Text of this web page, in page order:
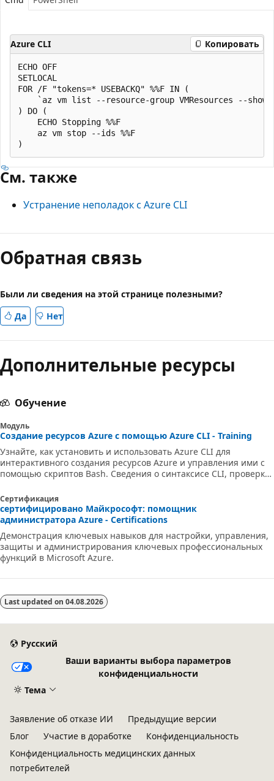
Azure CLI Копировать
ECHO OFF
SETLOCAL
FOR /F "tokens=* USEBACKQ" %%F IN (
`az vm list --resource-group VMResources --
) DO (
    ECHO Stopping %%F
    az vm stop --ids %%F
См. также
Устранение неполадок с Azure CLI
Обратная связь
Были ли сведения на этой странице полезными?
Да
Нет
Дополнительные ресурсы
Обучение
Модуль
Создание ресурсов Azure с помощью Azure CLI - Training
Узнайте, как установить и использовать Azure CLI для
интерактивного создания ресурсов Azure и управления ими с
помощью скриптов Bash. Сведения о синтаксисе CLI, проверке
для эффективной облачной автоматизации.
Сертификация
сертифицировано Майкрософт: помощник
администратора Azure - Certifications
Демонстрация ключевых навыков для настройки, управления,
защиты и администрирования ключевых профессиональных
функций в Microsoft Azure.
Last updated on 04.08.2026
Русский
Ваши варианты выбора параметров
конфиденциальности
Тема
Заявление об отказе ИИ
Предыдущие версии
Блог
Участие в доработке
Конфиденциальность
Конфиденциальность медицинских данных
потребителей